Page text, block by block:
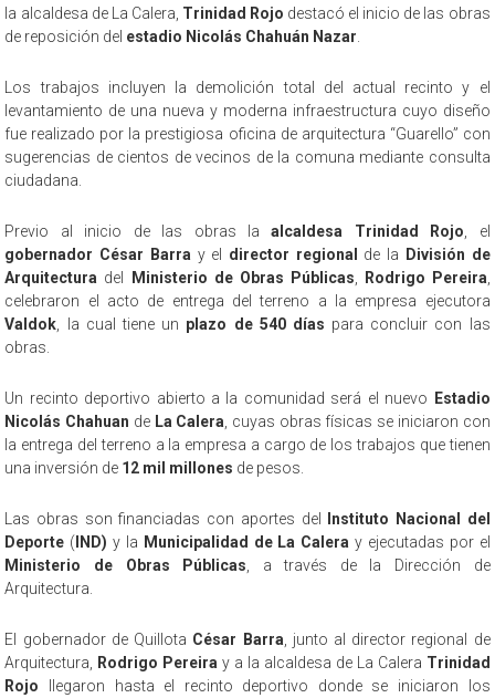
la alcaldesa de La Calera, Trinidad Rojo destacó el inicio de las obras
de reposición del estadio Nicolás Chahuán Nazar
Los trabajos incluyen la demolición total del actual recinto y el
levantamiento de una nueva y moderna infraestructura cuyo diseño
fue realizado por la prestigiosa oficina de arquitectura “Guarello” con
sugerencias de cientos de vecinos de la comuna mediante consulta
ciudadana.
Previo al inicio de las obras la alcaldesa Trinidad Rojo , el
gobernador César Barra y el director regional de la
División de
Arquitectura del Ministerio de Obras Públicas Rodrigo Pereira
celebraron el acto de entrega del terreno a la empresa ejecutora
Valdok , la cual tiene un plazo de 540 días para concluir con las
obras.
Un recinto deportivo abierto a la comunidad será el nuevo
Estadio
Nicolás Chahuan de La Calera , cuyas obras físicas se iniciaron con
la entrega del terreno a la empresa a cargo de los trabajos que tienen
una inversión de 12 mil millones de pesos.
Las obras son financiadas con aportes del
Instituto Nacional del
Deporte ( IND) y la Municipalidad de La Calera y ejecutadas por el
Ministerio de Obras Públicas , a través de la Dirección de
Arquitectura.
El gobernador de Quillota César Barra , junto al director regional de
Arquitectura,
Rodrigo Pereira y a la alcaldesa de La Calera Trinidad
Rojo llegaron hasta el recinto deportivo donde se iniciaron los